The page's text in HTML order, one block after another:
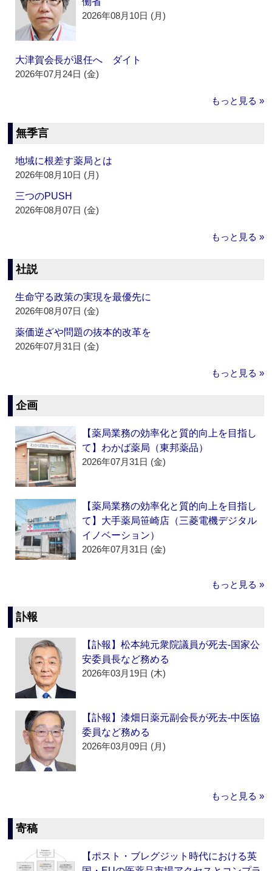
2026年08月10日 (月)
大津賀会長が退任へ ダイト
2026年07月24日 (金)
もっと見る »
無季言
地域に根差す薬局とは
2026年08月10日 (月)
三つのPUSH
2026年08月07日 (金)
もっと見る »
社説
生命守る政策の実現を最優先に
2026年08月07日 (金)
薬価逆ざや問題の抜本的改革を
2026年07月31日 (金)
もっと見る »
企画
【薬局業務の効率化と質的向上を目指し
て】わかば薬局（東邦薬品）
2026年07月31日 (金)
【薬局業務の効率化と質的向上を目指し
て】大手薬局笹崎店（三菱電機デジタル
イノベーション）
2026年07月31日 (金)
もっと見る »
訃報
【訃報】松本純元衆院議員が死去‐国家公
安委員長など務める
2026年03月19日 (木)
【訃報】漆畑日薬元副会長が死去‐中医協
委員など務める
2026年03月09日 (月)
もっと見る »
寄稿
【ポスト・ブレグジット時代における英